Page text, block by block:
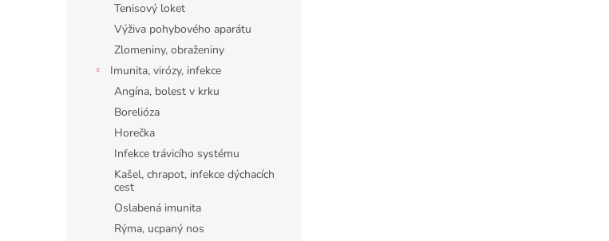
Tenisový loket
Výživa pohybového aparátu
Zlomeniny, obraženiny
Imunita, virózy, infekce
Angína, bolest v krku
Borelióza
Horečka
Infekce trávicího systému
Kašel, chrapot, infekce dýchacích
cest
Oslabená imunita
Rýma, ucpaný nos